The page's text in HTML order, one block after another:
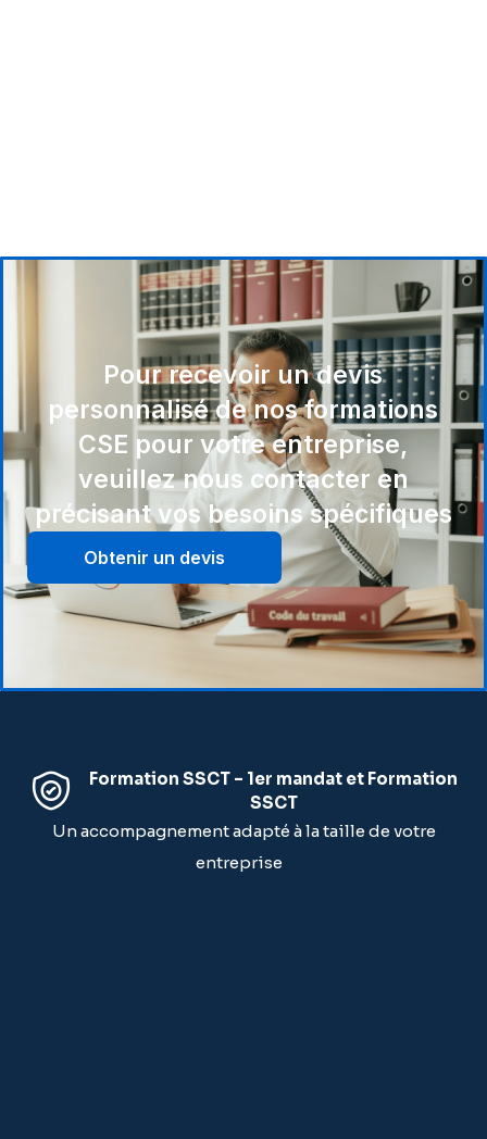
Pour recevoir un devis
personnalisé de nos formations
CSE pour votre entreprise,
veuillez nous contacter en
précisant vos besoins spécifiques
Obtenir un devis
Formation SSCT – 1er mandat et Formation
SSCT
Un accompagnement adapté à la taille de votre
entreprise